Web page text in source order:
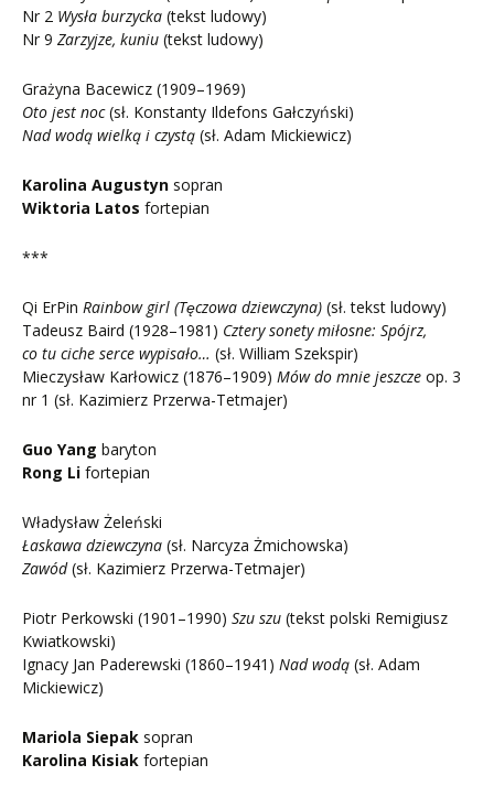
Nr 2 Wysła burzycka (tekst ludowy)
Nr 9 Zarzyjze, kuniu (tekst ludowy)
Grażyna Bacewicz (1909–1969)
Oto jest noc(sł. Konstanty Ildefons Gałczyński)
Nad wodą wielką i czystą (sł. Adam Mickiewicz)
Karolina Augustyn sopran
Wiktoria Latos fortepian
***
Qi ErPin Rainbow girl (Tęczowa dziewczyna) (sł. tekst ludowy)
Tadeusz Baird (1928–1981) Cztery sonety miłosne: Spójrz,
co tu ciche serce wypisało… (sł. William Szekspir)
Mieczysław Karłowicz (1876–1909) Mów do mnie jeszcze op. 3
nr 1 (sł. Kazimierz Przerwa-Tetmajer)
Guo Yang baryton
Rong Li fortepian
Władysław Żeleński
Łaskawa dziewczyna (sł. Narcyza Żmichowska)
Zawód(sł. Kazimierz Przerwa-Tetmajer)
Piotr Perkowski (1901–1990) Szu szu (tekst polski Remigiusz
Kwiatkowski)
Ignacy Jan Paderewski (1860–1941) Nad wodą (sł. Adam
Mickiewicz)
Mariola Siepak sopran
Karolina Kisiak fortepian